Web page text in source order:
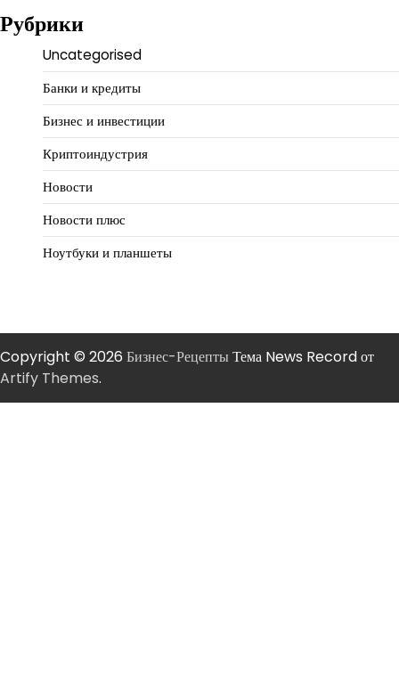
Рубрики
Uncategorised
Банки и кредиты
Бизнес и инвестиции
Криптоиндустрия
Новости
Новости плюс
Ноутбуки и планшеты
Copyright © 2026 Бизнес-РецептыТема News Record от
Artify Themes.